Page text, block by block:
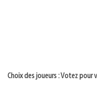
Choix des joueurs : Votez